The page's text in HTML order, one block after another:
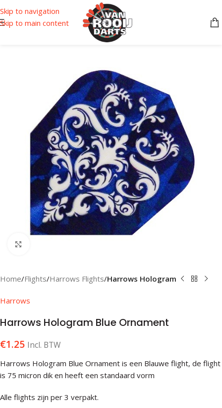
Skip to navigation
Skip to main content
Home Flights Harrows Flights Harrows Hologram
Harrows
Harrows Hologram Blue Ornament
€1.25 Incl. BTW
Harrows Hologram Blue Ornament is een Blauwe flight, de flight
is 75 micron dik en heeft een standaard vorm
Alle flights zijn per 3 verpakt.